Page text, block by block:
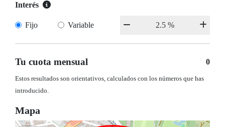
Interés
Fijo Variable
Tu cuota mensual 0
Estos resultados son orientativos, calculados con los números que has
introducido.
Mapa